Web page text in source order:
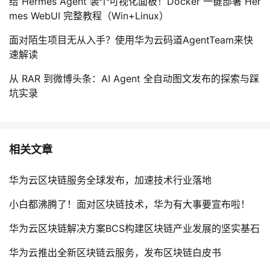
mes WebUI 完整教程（Win+Linux）
面对陌生项目无从入手？使用华为云码道AgentTeam来快
速解读
从 RAR 到微博头条：AI Agent 全自动图文发布的探索与踩
坑实录
相关文章
华为云区块链服务全球发布，加速技术行业落地
小白都沸腾了！面对区块链技术，华为有大事要宣布啦！
华为云区块链解决方案BCS构建区块链产业发展的坚实基石
华为云推出全新区块链云服务，发布区块链白皮书